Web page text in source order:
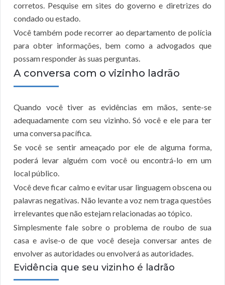
corretos. Pesquise em sites do governo e diretrizes do
condado ou estado.
Você também pode recorrer ao departamento de polícia
para obter informações, bem como a advogados que
possam responder às suas perguntas.
A conversa com o vizinho ladrão
Quando você tiver as evidências em mãos, sente-se
adequadamente com seu vizinho. Só você e ele para ter
uma conversa pacífica.
Se você se sentir ameaçado por ele de alguma forma,
poderá levar alguém com você ou encontrá-lo em um
local público.
Você deve ficar calmo e evitar usar linguagem obscena ou
palavras negativas. Não levante a voz nem traga questões
irrelevantes que não estejam relacionadas ao tópico.
Simplesmente fale sobre o problema de roubo de sua
casa e avise-o de que você deseja conversar antes de
envolver as autoridades ou envolverá as autoridades.
Evidência que seu vizinho é ladrão